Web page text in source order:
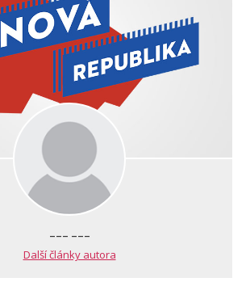
--- ---
Další články autora